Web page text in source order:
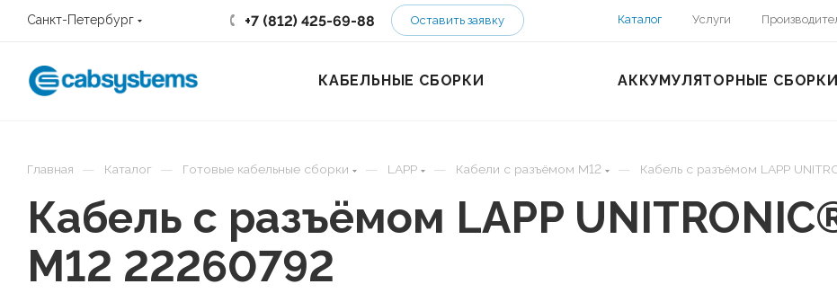
Санкт-Петербург +7 (812) 425-69-88 Оставить заявку Каталог Услуги
КАБЕЛЬНЫЕ СБОРКИ АККУМУЛЯТОРНЫЕ СБОРКИ
Главная — Каталог — Готовые кабельные сборки — LAPP — Кабели с разъёмом M12 — Кабель с разъёмом LAPP
Кабель с разъёмом LAPP
M12 22260792